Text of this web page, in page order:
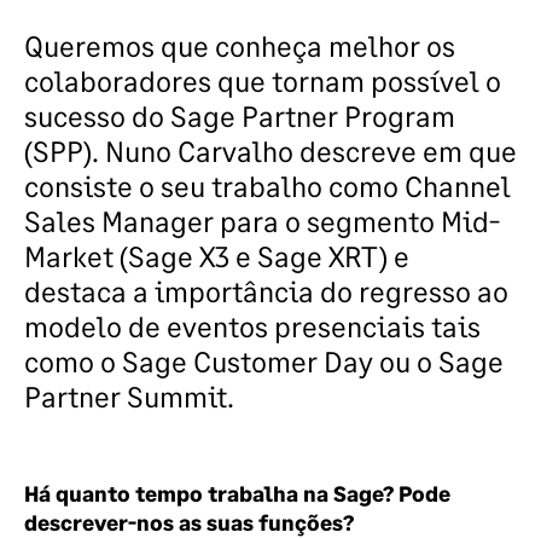
Queremos que conheça melhor os
colaboradores que tornam possível o
sucesso do Sage Partner Program
(SPP). Nuno Carvalho descreve em que
consiste o seu trabalho como Channel
Sales Manager para o segmento Mid-
Market(Sage X3 e Sage XRT) e
destaca a importância do regresso ao
modelo de eventos presenciais tais
como o Sage Customer Day ou o Sage
Partner Summit.
Há quanto tempo trabalha na Sage? Pode
descrever-nos as suas funções?